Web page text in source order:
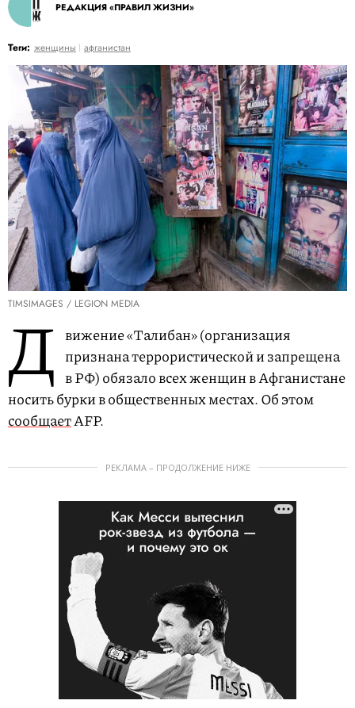
РЕДАКЦИЯ «ПРАВИЛ ЖИЗНИ»
Теги: женщины афганистан
TIMSIMAGES / LEGION MEDIA
Д вижение «Талибан» (организация
признана террористической и запрещена
в РФ) обязало всех женщин в Афганистане
носить бурки в общественных местах. Об этом
сообщаетAFP.
РЕКЛАМА – ПРОДОЛЖЕНИЕ НИЖЕ